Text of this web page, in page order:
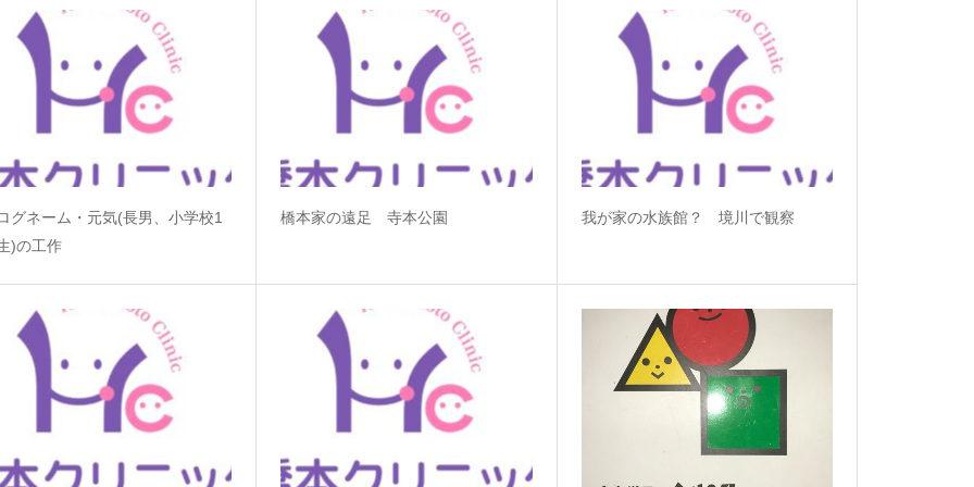
グネーム・元気(長男、小学校1
)の工作
橋本家の遠足 寺本公園 我が家の水族館？ 境川で観察